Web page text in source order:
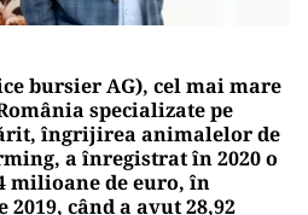
bursier AG), cel mai mare
specializate pe
îngrijirea animalelor de
a înregistrat în 2020 o
milioane de euro, în
2019, când a avut 28,92